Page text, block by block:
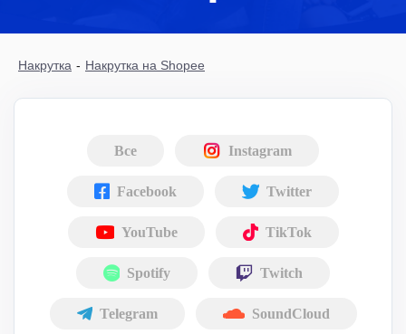
Накрутка - Накрутка на Shopee
Все Instagram
Facebook Twitter
YouTube TikTok
Spotify Twitch
Telegram SoundCloud